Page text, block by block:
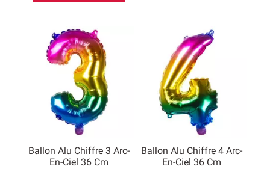
Ballon Alu Chiffre 3 Arc-
En-Ciel 36 Cm
Ballon Alu Chiffre 4 Arc-
En-Ciel 36 Cm